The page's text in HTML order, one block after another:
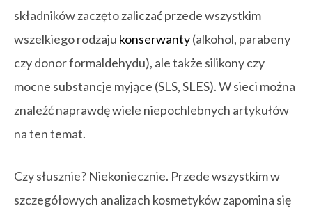
składników zaczęto zaliczać przede wszystkim
wszelkiego rodzaju konserwanty(alkohol, parabeny
czy donor formaldehydu), ale także silikony czy
mocne substancje myjące (SLS, SLES). W sieci można
znaleźć naprawdę wiele niepochlebnych artykułów
na ten temat.
Czy słusznie? Niekoniecznie. Przede wszystkim w
szczegółowych analizach kosmetyków zapomina się